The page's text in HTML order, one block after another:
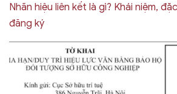
Nhãn hiệu liên kết là gì? Khái niệm,
đăng ký